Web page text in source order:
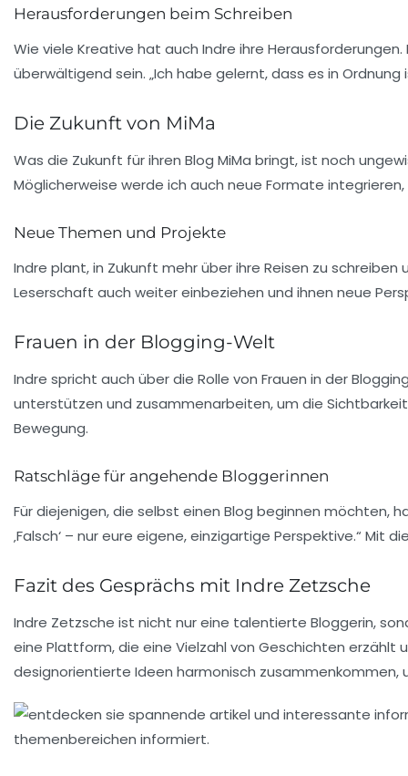
Herausforderungen beim Schreiben
Wie viele Kreative hat auch Indre ihre
überwältigend sein. „Ich habe gelernt, dass es in
Die Zukunft von MiMa
Was die Zukunft für ihren Blog MiMa bringt, ist noch
Möglicherweise werde ich auch neue Formate
Neue Themen und Projekte
Indre plant, in Zukunft mehr über ihre Reisen zu schreiben
Leserschaft auch weiter einbeziehen und ihnen neue
Frauen in der Blogging-Welt
Indre spricht auch über die Rolle von Frauen in der
unterstützen und zusammenarbeiten, um die Sichtbarkeit
Bewegung.
Ratschläge für angehende Bloggerinnen
Für diejenigen, die selbst einen Blog beginnen möchten,
‚Falsch‘ – nur eure eigene, einzigartige Perspektive.“ Mit
Fazit des Gesprächs mit Indre Zetzsche
Indre Zetzsche ist nicht nur eine talentierte Bloggerin,
eine Plattform, die eine Vielzahl von Geschichten erzählt
designorientierte Ideen harmonisch